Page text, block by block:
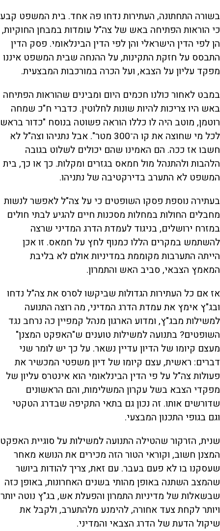
בשורה התחתונה, העתירות נדחו פה אחד. בית המשפט קבע
כי הוראות הפתיחה באש של צה"ל עומדות במבחן החוקיות,
הן לפי הדין הישראלי והן לפי הדין הבינלאומי. פסק הדין
התבסס על חזקת התקינות, על ההנחה שבית המשפט איננו
מפקד עליון על הצבא, ועל הכרה במורכבות המבצעית.
במבט לאחור כולנו חכמים היום ומבינים שהוראות הפתיחה
באש היו צריכות להיות שונות לחלוטין. כדברי ח"כ שמחה
רוטמן, מוטב היה לו כללו הוראה פשוטה בנוסח "כדור בראש
לכל מי שחוצה את קו ה־300 מטר". אבל נתניהו וצה"ל לא
חשבו אז ככה. הם האמינו שהם יכולים לשלוט בגובה
הלהבות ולהתנהל מול חמאס בגזרים ומקלות. כך או כך, בית
המשפט לא התערב בדירקטיבה של נתניהו.
בעתירה נוספת פסקו השופטים כי על צה"ל לאפשר לנשות
מחבלים החולות במחלות מסכנות חיים להגיע לבתי חולים
במזרח ירושלים, בניגוד לעמדת הדרג המדיני שרצה
להשתמש במקרים הללו כמנוף לחץ על חמאס. זו אכן
הייתה התערבות מקוממת במדיניות אולם לא בליבת
המאמץ הצבאי, סביב האש והתמרון.
אז אם כל העתירות הגדולות שביקשו לסרס את צה"ל נדחו
ובג"ץ אימץ את עמדת הדרג המדיני, מה רוצה התנועה
למשילות מבג"ץ, ומדוע הארגון מנהל קמפיין כה נרחב נגד
השופטים? בתנועה למשילות טוענים ש"האפקט המצנן"
מעצם קיומו של הדיון עדיין נשאר. על כך יש לומר שני
דברים: ראשית, עצם קיומו של דיון משפטי המכשיר את
פעולות צה"ל על פי הדין הבינלאומי הוא אינטרס עליון של
מפקדי הצבא בשל עקרון המשלימות, והם הראשונים
שדורשים אותו. זה נכון גם בתאי התקיפה שבדרג הטקטי
וגם בגופי התכנון המבצעי.
שנית, הזרקור שהטילה התנועה למשילות על סוגיית האפקט
המצנן חשוב, וקוראי הטור הזה מכירים את הנושא מאחר
שעסקנו בו לא פעם בעבר. עם זאת, צריך להודות ביושר
שהמצב השתנה באופן מהותי בשנים האחרונות, באופן כזה
שבשאלות של מדיניות התמרון והפעלת אש, בג"ץ נוטה יותר
ויותר לקחת צעד אחורה, להימנע מלהתערב, ולקבל את
שיקול הדעת של הדרג הצבאי והמדיני.